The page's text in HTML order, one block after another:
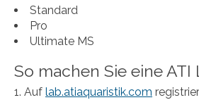
Standard
Pro
Ultimate MS
So machen Sie eine ATI
Auf lab.atiaquaristik.com